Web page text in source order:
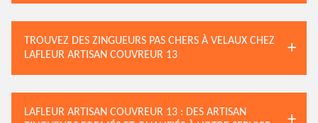
TROUVEZ DES ZINGUEURS PAS CHERS À VELAUX CHEZ
LAFLEUR ARTISAN COUVREUR 13
LAFLEUR ARTISAN COUVREUR 13 : DES ARTISAN